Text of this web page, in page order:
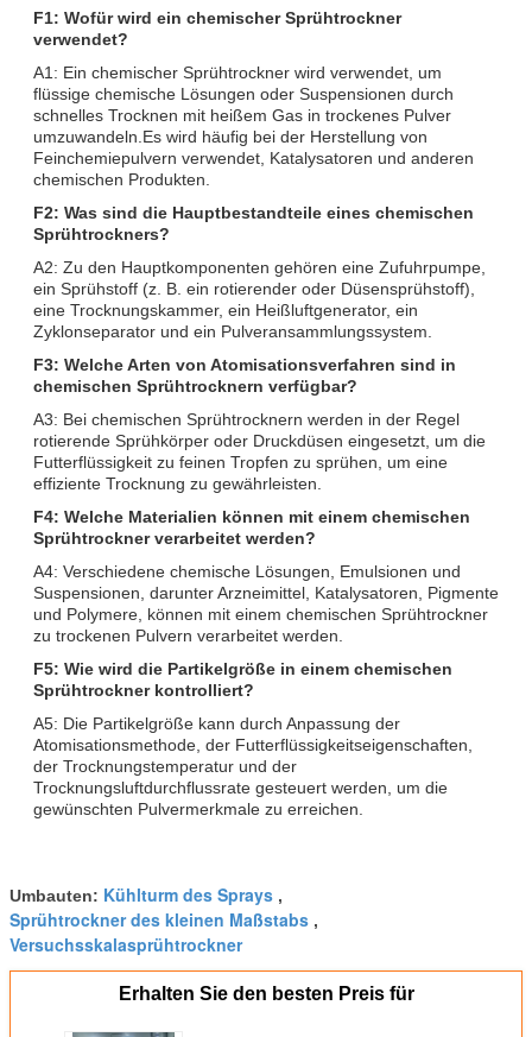
F1: Wofür wird ein chemischer Sprühtrockner
verwendet?
A1: Ein chemischer Sprühtrockner wird verwendet, um
flüssige chemische Lösungen oder Suspensionen durch
schnelles Trocknen mit heißem Gas in trockenes Pulver
umzuwandeln.Es wird häufig bei der Herstellung von
Feinchemiepulvern verwendet, Katalysatoren und anderen
chemischen Produkten.
F2: Was sind die Hauptbestandteile eines chemischen
Sprühtrockners?
A2: Zu den Hauptkomponenten gehören eine Zufuhrpumpe,
ein Sprühstoff (z. B. ein rotierender oder Düsensprühstoff),
eine Trocknungskammer, ein Heißluftgenerator, ein
Zyklonseparator und ein Pulveransammlungssystem.
F3: Welche Arten von Atomisationsverfahren sind in
chemischen Sprühtrocknern verfügbar?
A3: Bei chemischen Sprühtrocknern werden in der Regel
rotierende Sprühkörper oder Druckdüsen eingesetzt, um die
Futterflüssigkeit zu feinen Tropfen zu sprühen, um eine
effiziente Trocknung zu gewährleisten.
F4: Welche Materialien können mit einem chemischen
Sprühtrockner verarbeitet werden?
A4: Verschiedene chemische Lösungen, Emulsionen und
Suspensionen, darunter Arzneimittel, Katalysatoren, Pigmente
und Polymere, können mit einem chemischen Sprühtrockner
zu trockenen Pulvern verarbeitet werden.
F5: Wie wird die Partikelgröße in einem chemischen
Sprühtrockner kontrolliert?
A5: Die Partikelgröße kann durch Anpassung der
Atomisationsmethode, der Futterflüssigkeitseigenschaften,
der Trocknungstemperatur und der
Trocknungsluftdurchflussrate gesteuert werden, um die
gewünschten Pulvermerkmale zu erreichen.
Umbauten: Kühlturm des Sprays ,
Sprühtrockner des kleinen Maßstabs ,
Versuchsskalasprühtrockner
Erhalten Sie den besten Preis für